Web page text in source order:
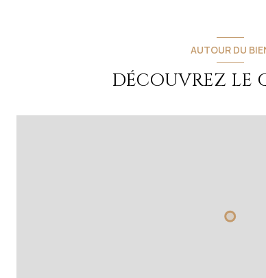
AUTOUR DU
DÉCOUVREZ LE